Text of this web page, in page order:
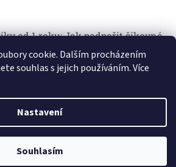
cookie. Dalším procházením
souhlas s jejich používáním. Více
Nastavení
Souhlasím🚚 Doprava zdarma při nákupu
od 1 roku: Jak podpořit šikovné
Vytvořil Shoptet
koutek. Všechna práva vyhrazena.